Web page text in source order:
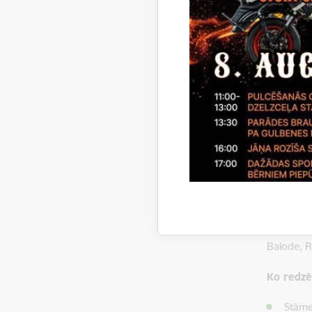
Lielākās
preces,
preces,
Dalans –
atpūtas
Balode,
Ko